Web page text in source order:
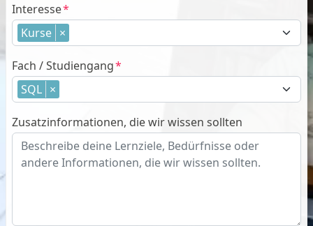
Interesse
Kurse ×
Fach / Studiengang
SQL ×
Zusatzinformationen, die wir wissen sollten